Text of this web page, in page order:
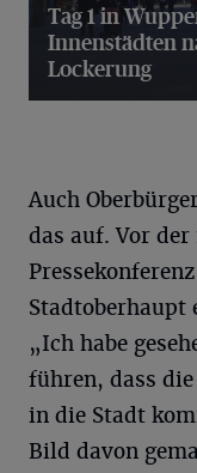
Tag 1 in
Innenstädten
Lockerung
Auch
das auf. Vor
Stadtoberhaupt
„Ich habe
führen, dass
in die Stadt
Bild davon